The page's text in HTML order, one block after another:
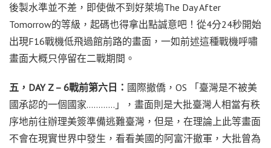
後製水準並不差，即使做不到好萊塢The Day After
Tomorrow的等級，起碼也得拿出點誠意吧！從4分24秒開始
出現F16戰機低飛過館前路的畫面，一如前述這種戰機呼嘯
畫面大概只停留在二戰期間。
五，DAY Z – 6戰前第六日： 國際撤僑，OS 「臺灣是不被美
國承認的一個國家…………」，畫面則是大批臺灣人相當有秩
序地前往辦理美簽準備逃難臺灣，但是，在理論上此等畫面
不會在現實世界中發生，看看美國的阿富汗撤軍，大批曾為